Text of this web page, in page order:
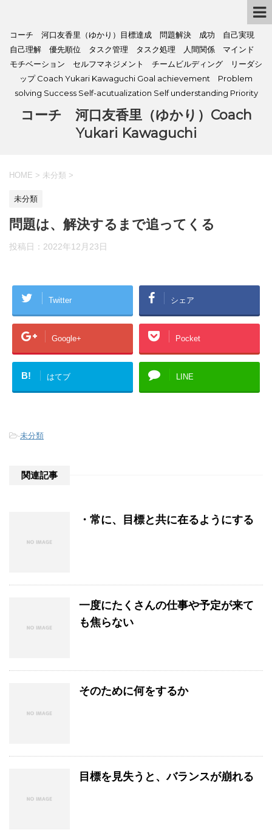
コーチ 河口友香里（ゆかり）目標達成 問題解決 成功 自己実現
自己理解 優先順位 タスク管理 タスク処理 人間関係 マインド
モチベーション セルフマネジメント チームビルディング リーダシ
ップ Coach Yukari Kawaguchi Goal achievement Problem
solving Success Self-acutualization Self understanding Priority
コーチ 河口友香里（ゆかり）Coach
Yukari Kawaguchi
HOME > 未分類 >
未分類
問題は、解決するまで追ってくる
投稿日： 2022年12月23日
Twitter シェア
Google+ Pocket
B! はてブ LINE
-未分類
関連記事
・常に、目標と共に在るようにする
一度にたくさんの仕事や予定が来て
も焦らない
そのために何をするか
目標を見失うと、バランスが崩れる